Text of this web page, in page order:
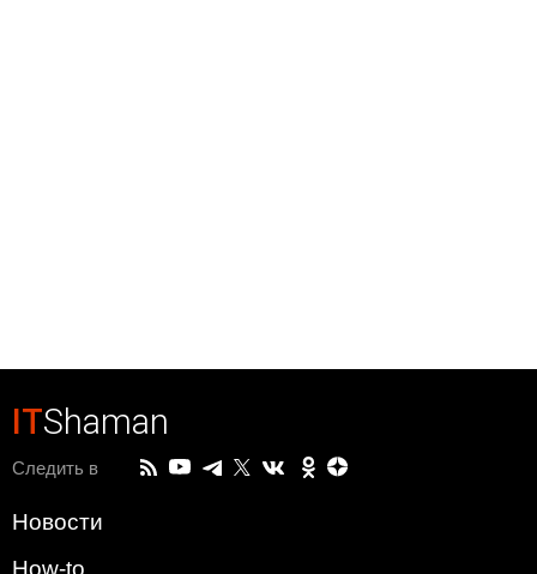
ITShaman
Следить в
Новости
How-to